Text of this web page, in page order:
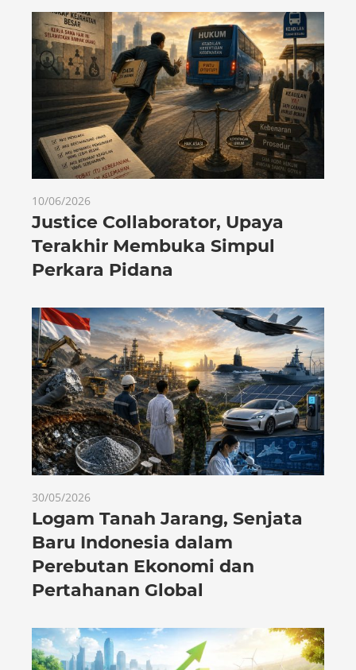
10/06/2026
Justice Collaborator, Upaya
Terakhir Membuka Simpul
Perkara Pidana
30/05/2026
Logam Tanah Jarang, Senjata
Baru Indonesia dalam
Perebutan Ekonomi dan
Pertahanan Global